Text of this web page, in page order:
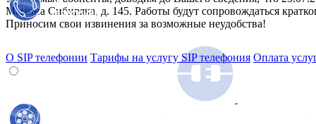
О SIP телефонии Тарифы на услугу SIP телефония Оплата
Мамина Сибиряка, д. 145. Работы будут сопровождаться
Приносим свои извинения за возможные неудобства!